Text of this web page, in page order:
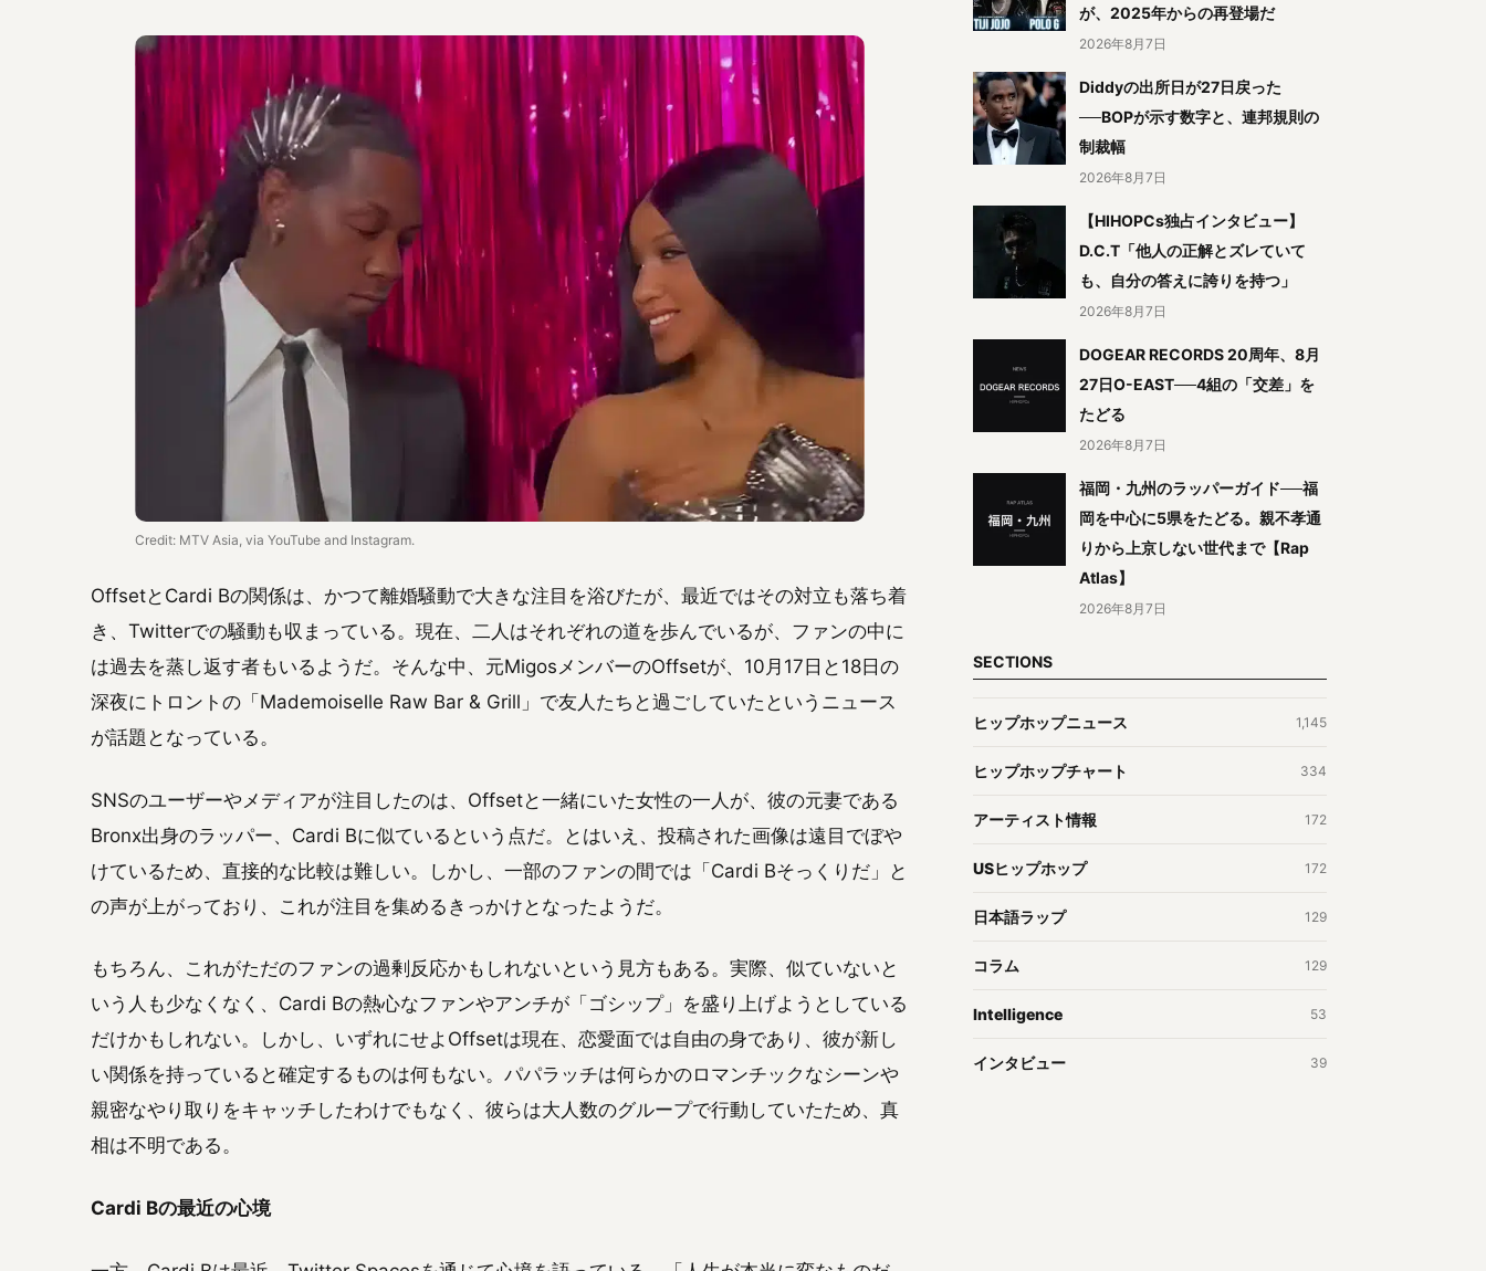
Credit: MTV Asia, via YouTube and Instagram.
OffsetとCardi Bの関係は、かつて離婚騒動で大きな注目を浴びたが、最近ではその対立も落ち着
き、Twitterでの騒動も収まっている。現在、二人はそれぞれの道を歩んでいるが、ファンの中に
は過去を蒸し返す者もいるようだ。そんな中、元MigosメンバーのOffsetが、10月17日と18日の
深夜にトロントの「Mademoiselle Raw Bar & Grill」で友人たちと過ごしていたというニュース
が話題となっている。
SNSのユーザーやメディアが注目したのは、Offsetと一緒にいた女性の一人が、彼の元妻である
Bronx出身のラッパー、Cardi Bに似ているという点だ。とはいえ、投稿された画像は遠目でぼや
けているため、直接的な比較は難しい。しかし、一部のファンの間では「Cardi Bそっくりだ」と
の声が上がっており、これが注目を集めるきっかけとなったようだ。
もちろん、これがただのファンの過剰反応かもしれないという見方もある。実際、似ていないと
いう人も少なくなく、Cardi Bの熱心なファンやアンチが「ゴシップ」を盛り上げようとしている
だけかもしれない。しかし、いずれにせよOffsetは現在、恋愛面では自由の身であり、彼が新し
い関係を持っていると確定するものは何もない。パパラッチは何らかのロマンチックなシーンや
親密なやり取りをキャッチしたわけでもなく、彼らは大人数のグループで行動していたため、真
相は不明である。
Cardi Bの最近の心境
が、2025年からの再登場だ
2026年8月7日
Diddyの出所日が27日戻った
──BOPが示す数字と、連邦規則の
制裁幅
2026年8月7日
【HIHOPCs独占インタビュー】
D.C.T「他人の正解とズレていて
も、自分の答えに誇りを持つ」
2026年8月7日
DOGEAR RECORDS 20周年、8月
27日O-EAST──4組の「交差」を
たどる
2026年8月7日
福岡・九州のラッパーガイド──福
岡を中心に5県をたどる。親不孝通
りから上京しない世代まで【Rap
Atlas】
2026年8月7日
SECTIONS
ヒップホップニュース 1,145
ヒップホップチャート 334
アーティスト情報 172
USヒップホップ 172
日本語ラップ 129
コラム 129
Intelligence 53
インタビュー 39